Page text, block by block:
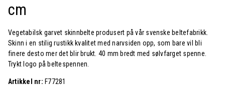
cm
Vegetabilsk garvet skinnbelte produsert på vår svenske beltefabrikk.
Skinn i en stilig rustikk kvalitet med narvsiden opp, som bare vil bli
finere desto mer det blir brukt. 40 mm bredt med sølvfarget spenne.
Trykt logo på beltespennen.
Artikkel nr: F77281